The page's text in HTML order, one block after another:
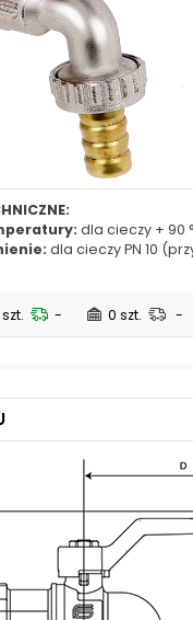
+48 731 349
info@chss.pl
Siłowej Jawor
5, POLSKA
+48 665 001 770
SOLUTIONS
dla cieczy + 90
dla cieczy PN 10
- 0 szt. -